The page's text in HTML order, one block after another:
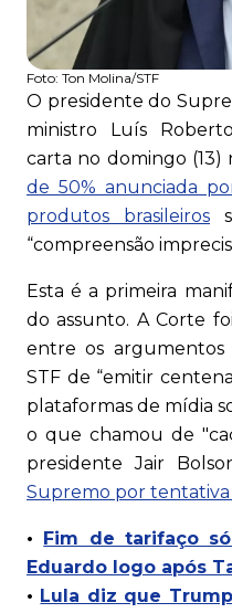
Foto: Ton Molina/STF
O presidente do
ministro Luís
carta no domingo
de 50% anunciada
produtos brasileiros
“compreensão
Esta é a primeira
do assunto. A Corte
entre os argumentos
STF de “emitir
plataformas de mídia
o que chamou de
presidente Jair
Supremo por
•
Fim de tarifaço
Eduardo logo após
• Lula diz que